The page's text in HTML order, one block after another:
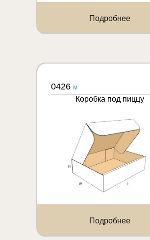
Подробнее
0426 M
Коробка под пиццу
Подробнее